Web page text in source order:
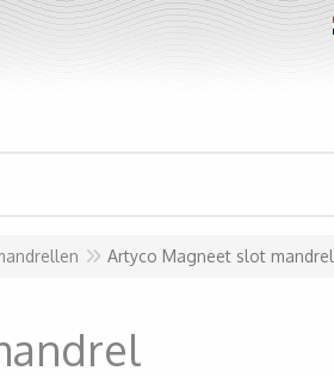
Artyco Magneet slot mandrel